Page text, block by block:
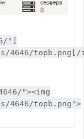
"]
4646/topb.png[/
"><img
4646/topb.png">